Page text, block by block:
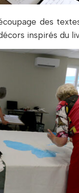
des
inspirés du